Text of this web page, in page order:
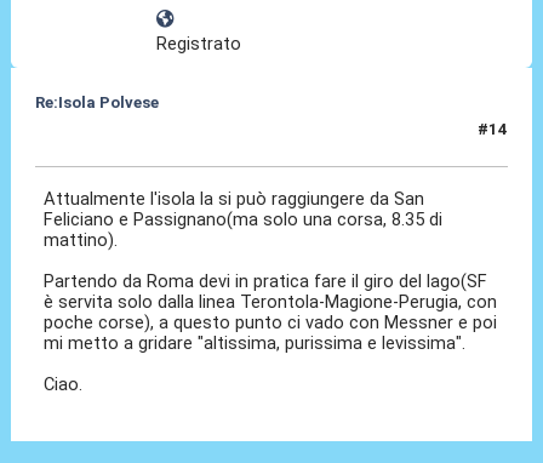
Registrato
Re:Isola Polvese
#14
Attualmente l'isola la si può raggiungere da San
Feliciano e Passignano(ma solo una corsa, 8.35 di
mattino).
Partendo da Roma devi in pratica fare il giro del lago(SF
è servita solo dalla linea Terontola-Magione-Perugia, con
poche corse), a questo punto ci vado con Messner e poi
mi metto a gridare "altissima, purissima e levissima".
Ciao.